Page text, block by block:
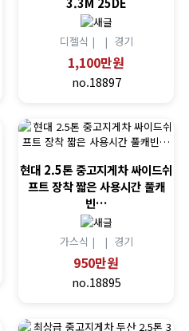
디젤식 | | 경기
1,100만원
no.18897
현대 2.5톤 중고지게차 싸이드쉬
프트 장착 짧은 사용시간 풀캐
빈…
가스식 | | 경기
950만원
no.18895